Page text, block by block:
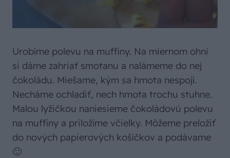
Urobíme polevu na muffiny. Na miernom ohni
si dáme zahriať smotanu a nalámeme do nej
čokoládu. Miešame, kým sa hmota nespojí.
Necháme ochladiť, nech hmota trochu stuhne.
Malou lyžičkou naniesieme čokoládovú polevu
na muffiny a priložíme včielky. Môžeme preložiť
do nových papierových košíčkov a podávame
🙂